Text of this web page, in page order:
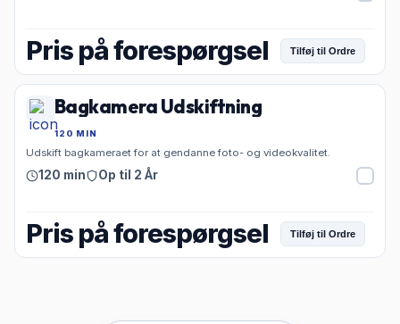
Pris på forespørgsel Tilføj til Ordre
Bagkamera Udskiftning
120 MIN
Udskift bagkameraet for at gendanne foto- og videokvalitet.
120 min Op til 2 År
Pris på forespørgsel Tilføj til Ordre